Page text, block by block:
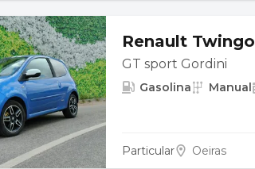
Renault Twingo
GT sport Gordini
Gasolina Manual
Particular Oeiras